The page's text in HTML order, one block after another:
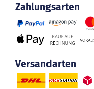
Zahlungsarten
Versandarten